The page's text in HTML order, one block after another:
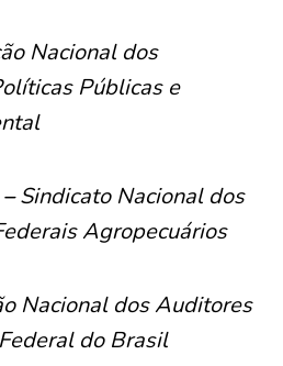
Nacional dos
Públicas e
Sindicato Nacional dos
Agropecuários
Nacional dos Auditores
do Brasil